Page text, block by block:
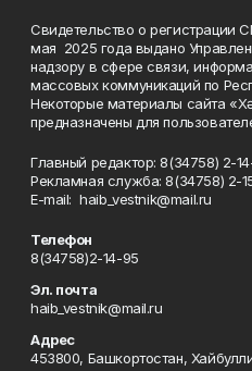
Свидетельство о регистрации
мая 2025 года выдано
надзору в сфере связи,
массовых коммуникаций по
Некоторые материалы сайта
предназначены для
Главный редактор: 8(34758) 2-
Рекламная служба: 8(34758) 2-
Е-mаil: haib_vestnik@mail.ru
Телефон
8(34758)2-14-95
Эл. почта
haib_vestnik@mail.ru
Адрес
453800, Башкортостан,